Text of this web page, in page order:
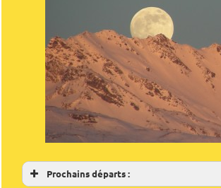
Prochains départs :